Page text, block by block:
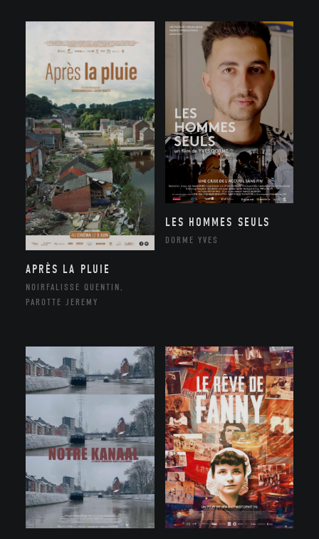
APRÈS LA PLUIE
NOIRFALISSE QUENTIN,
PAROTTE JEREMY
LES HOMMES SEULS
DORME YVES